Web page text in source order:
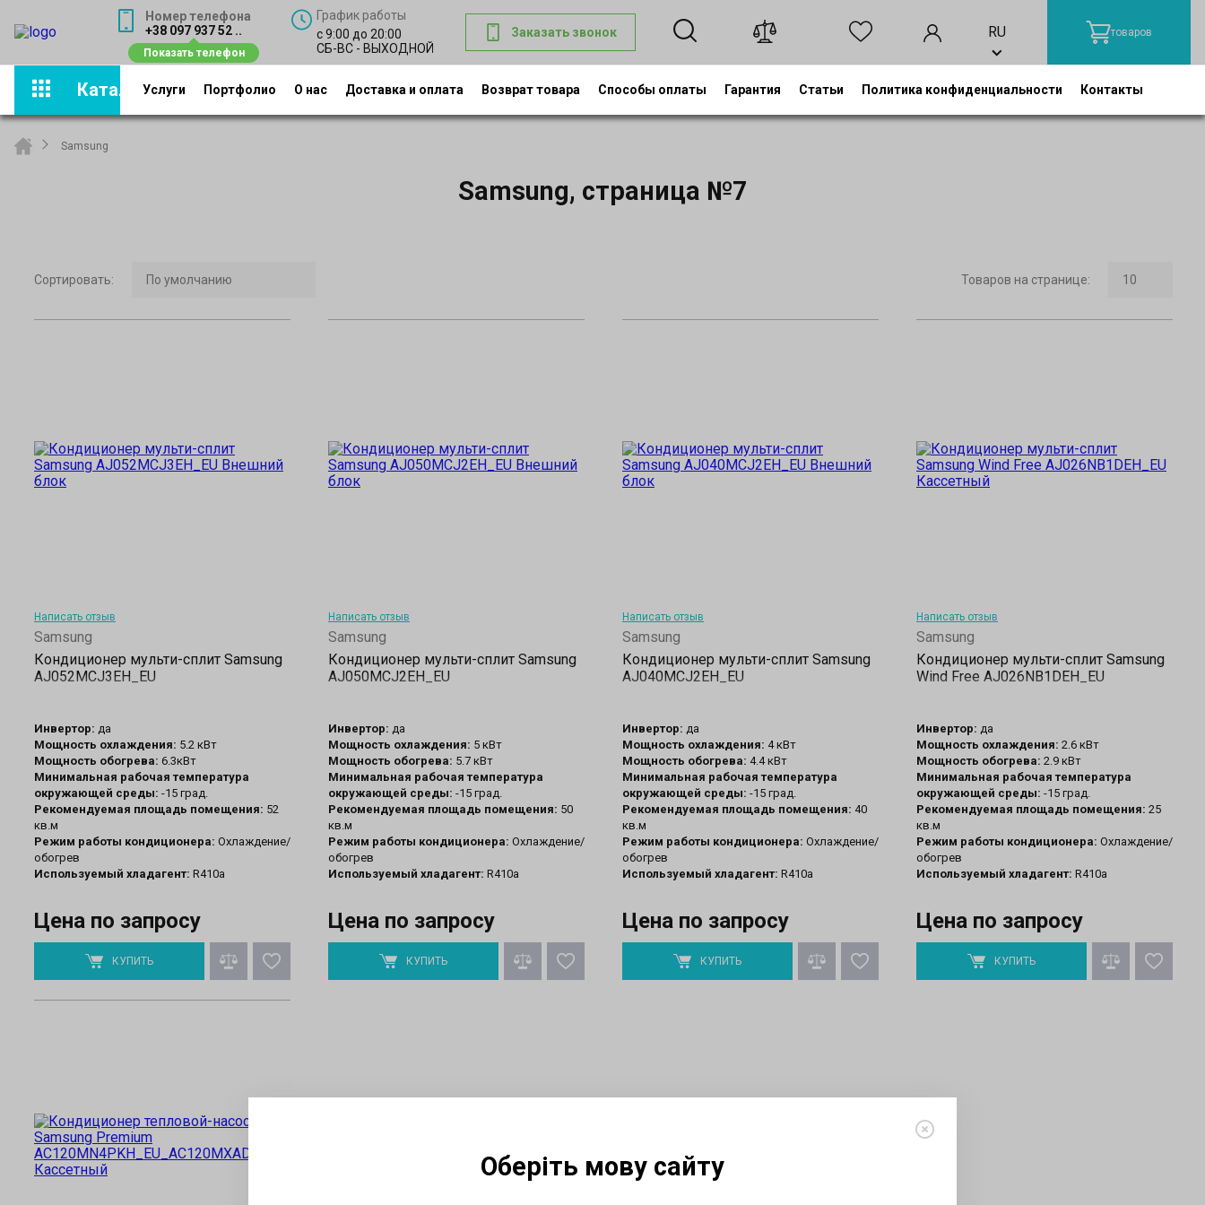
Оберіть мову сайту
Номер телефона
+38 097 937 52 ..
График работы
с 9:00 до 20:00
СБ-ВС - ВЫХОДНОЙ
Заказать звонок RU товаров
Услуги Портфолио О нас Доставка и оплата Возврат товара Способы оплаты Гарантия Статьи Политика конфиденциальности Контакты
Каталог
Samsung
Samsung, страница №7
Сортировать: Товаров на странице:
Написать отзыв
Samsung
Кондиционер мульти-сплит Samsung
AJ052MCJ3EH_EU
Инвертор: да
Мощность охлаждения: 5.2 кВт
Мощность обогрева: 6.3кВт
Минимальная рабочая температура
окружающей среды: -15 град.
Рекомендуемая площадь помещения: 52
кв.м
Режим работы кондиционера: Охлаждение/
обогрев
Используемый хладагент: R410a
Цена по запросу
КУПИТЬ
Написать отзыв
Samsung
Кондиционер мульти-сплит Samsung
AJ050MCJ2EH_EU
Инвертор: да
Мощность охлаждения: 5 кВт
Мощность обогрева: 5.7 кВт
Минимальная рабочая температура
окружающей среды: -15 град.
Рекомендуемая площадь помещения: 50
кв.м
Режим работы кондиционера: Охлаждение/
обогрев
Используемый хладагент: R410a
Цена по запросу
КУПИТЬ
Написать отзыв
Samsung
Кондиционер мульти-сплит Samsung
AJ040MCJ2EH_EU
Инвертор: да
Мощность охлаждения: 4 кВт
Мощность обогрева: 4.4 кВт
Минимальная рабочая температура
окружающей среды: -15 град.
Рекомендуемая площадь помещения: 40
кв.м
Режим работы кондиционера: Охлаждение/
обогрев
Используемый хладагент: R410a
Цена по запросу
КУПИТЬ
Написать отзыв
Samsung
Кондиционер мульти-сплит Samsung
Wind Free AJ026NB1DEH_EU
Инвертор: да
Мощность охлаждения: 2.6 кВт
Мощность обогрева: 2.9 кВт
Минимальная рабочая температура
окружающей среды: -15 град.
Рекомендуемая площадь помещения: 25
кв.м
Режим работы кондиционера: Охлаждение/
обогрев
Используемый хладагент: R410a
Цена по запросу
КУПИТЬ